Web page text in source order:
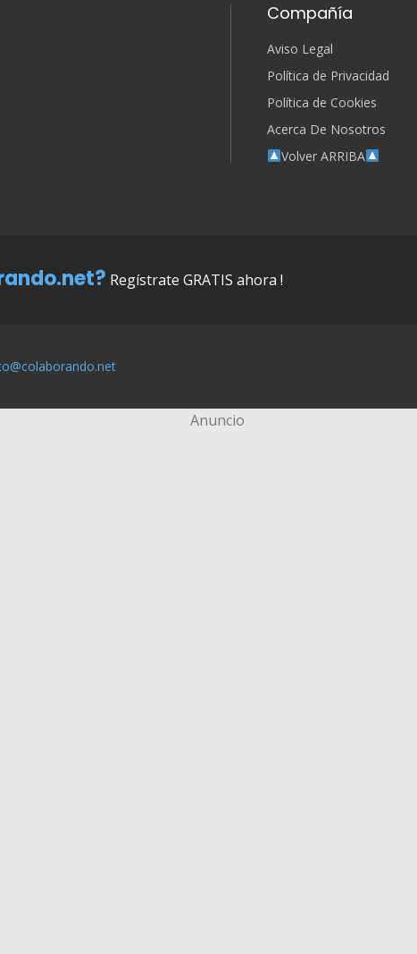
Compañía
Aviso Legal
Política de Privacidad
Política de Cookies
Acerca De Nosotros
Volver ARRIBA
Regístrate GRATIS ahora !
Anuncio